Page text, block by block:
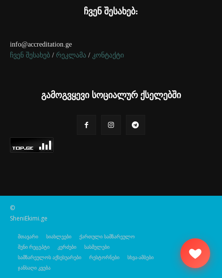
ჩვენ შესახებ:
info@accreditation.ge
ჩვენ შესახებ / რეკლამა / კონტაქტი
გამოგვყევი სოციალურ ქსელებში
©
SheniEkimi.ge
მთავარი სიახლეები
ქართული სამზარეულო
შენი რეცეპტი
კერძები
სასმელები
სამზარეულოს აქსესუარები
რესტორნები
სხვა-ამბები
ჯანსაღი კვება